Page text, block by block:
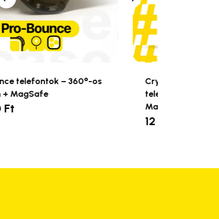
Crystal Clear Pro-Bounce
telefontok – 360°-os védelem +
MagSafe
variációja